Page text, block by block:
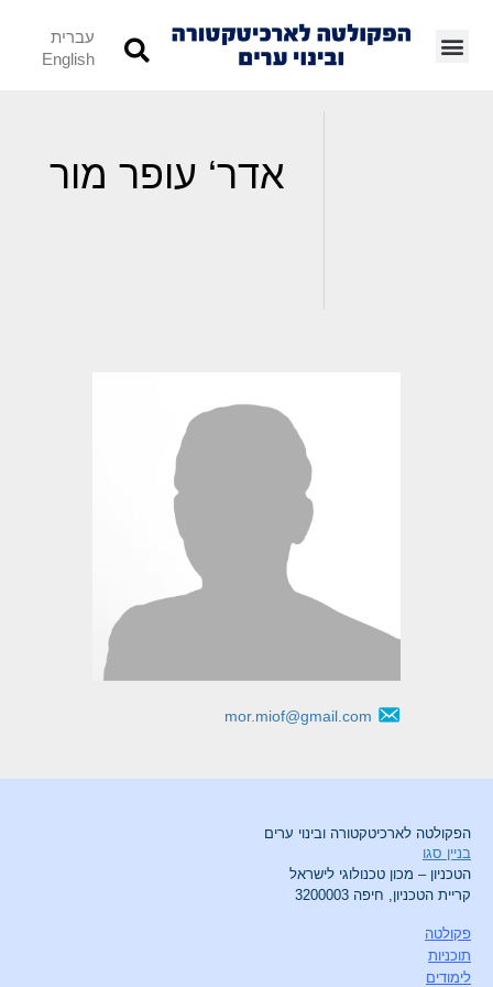
עברית
English
אדר‘ עופר מור
mor.miof@gmail.com
הפקולטה לארכיטקטורה ובינוי ערים
בניין סגו
הטכניון – מכון טכנולוגי לישראל
קריית הטכניון, חיפה 3200003
פקולטה
תוכניות
לימודים